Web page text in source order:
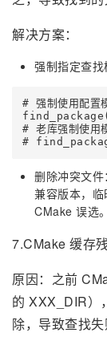
解决方案：
强制指定查找
# 强制使用配置
# 老库强制使用
#
删除冲突文
兼容版本，
CMake 误选。
7.CMake 缓存
原因：之前
的 XXX_DIR）
除，导致查找失